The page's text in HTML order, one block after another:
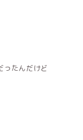
ったんだけど